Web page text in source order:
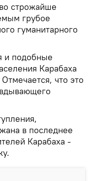
строжайше
грубое
гуманитарного
и подобные
Карабаха
что это
в последнее
Карабаха -